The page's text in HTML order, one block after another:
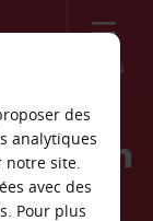
Menu
Boston
des
analytiques
notre site.
avec des
Pour plus